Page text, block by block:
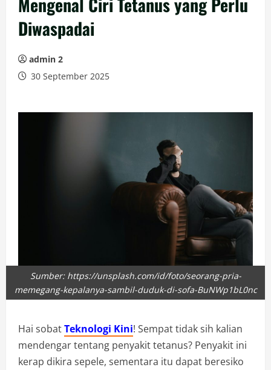
Diwaspadai
admin 2
30 September 2025
Sumber: https://unsplash.com/id/foto/seorang-pria-
memegang-kepalanya-sambil-duduk-di-sofa-BuNWp1bL0nc
Hai sobatTeknologi Kini! Sempat tidak sih kalian
mendengar tentang penyakit tetanus? Penyakit ini
kerap dikira sepele, sementara itu dapat beresiko